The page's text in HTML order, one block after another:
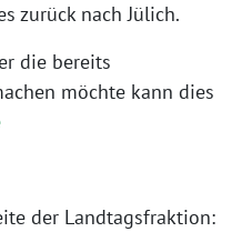
zurück nach Jülich.
die bereits
möchte kann dies
der Landtagsfraktion: